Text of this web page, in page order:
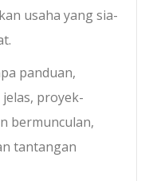
usaha yang sia-
panduan,
proyek-
bermunculan,
tantangan